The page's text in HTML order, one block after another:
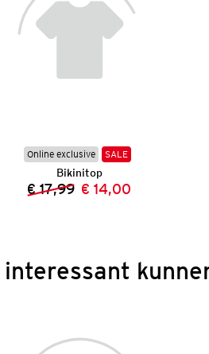
Online exclusive SALE
Bikinitop
Vorige prijs:
€ 17,99 Nieuwe prijs:
€ 14,00